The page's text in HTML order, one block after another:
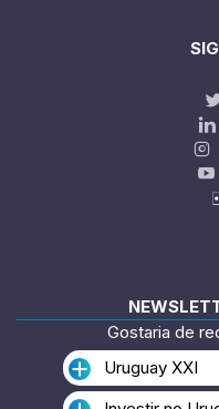
Gostaria de
Uruguay XXI